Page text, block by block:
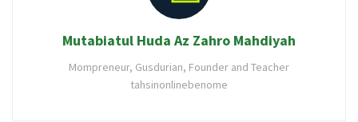
Mutabiatul Huda Az Zahro Mahdiyah
Mompreneur, Gusdurian, Founder and Teacher
tahsinonlinebenome